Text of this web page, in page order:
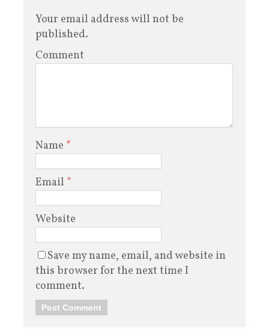
Your email address will not be
published.
Comment
Name *
Email *
Website
Save my name, email, and website in
this browser for the next time I
comment.